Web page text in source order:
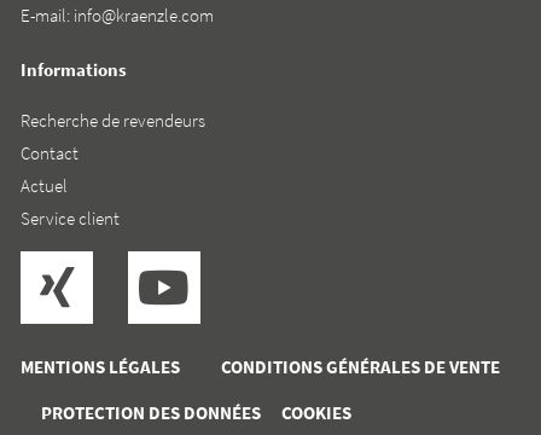
MENTIONS LÉGALES
CONDITIONS GÉNÉRALES DE VENTE
PROTECTION DES DONNÉES
COOKIES
E-mail: info@kraenzle.com
Informations
Recherche de revendeurs
Contact
Actuel
Service client